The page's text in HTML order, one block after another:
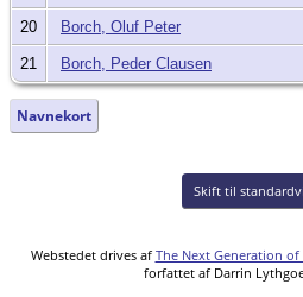
20 Borch, Oluf Peter
21 Borch, Peder Clausen
Navnekort
Skift til
Webstedet drives af The Next Generation
forfattet af Darrin